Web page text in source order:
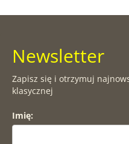
Newsletter
Zapisz się i otrzymuj
klasycznej
Imię: